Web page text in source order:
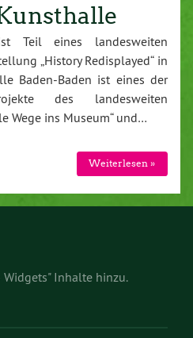
Teil eines landesweiten
„History Redisplayed“ in
Baden-Baden ist eines der
des landesweiten
Wege ins Museum“ und…
Weiterlesen »
Inhalte hinzu.